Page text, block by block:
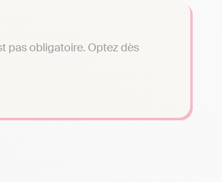
pas obligatoire. Optez dès